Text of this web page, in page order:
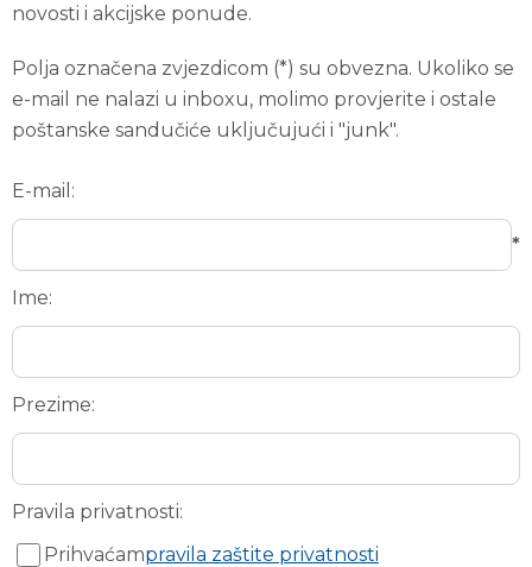
novosti i akcijske ponude.
Polja označena zvjezdicom (*) su obvezna. Ukoliko se
e-mail ne nalazi u inboxu, molimo provjerite i ostale
poštanske sandučiće uključujući i "junk".
E-mail:
*
Ime:
Prezime:
Pravila privatnosti:
Prihvaćampravila zaštite privatnosti